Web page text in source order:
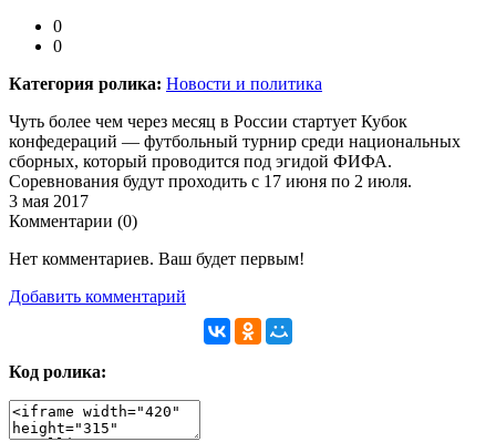
0
0
Категория ролика: Новости и политика
Чуть более чем через месяц в России стартует Кубок
конфедераций — футбольный турнир среди национальных
сборных, который проводится под эгидой ФИФА.
Соревнования будут проходить с 17 июня по 2 июля.
3 мая 2017
Комментарии (0)
Нет комментариев. Ваш будет первым!
Добавить комментарий
Код ролика: